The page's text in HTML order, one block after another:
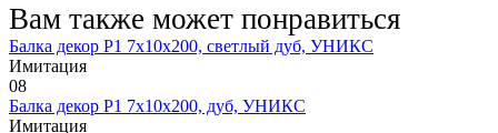
Вам также может понравиться
Балка декор Р1 7х10х200, светлый дуб, УНИКС
Имитация
08
Балка декор Р1 7х10х200, дуб, УНИКС
Имитация